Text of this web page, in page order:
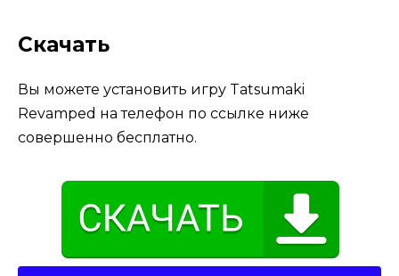
Скачать
Вы можете установить игру Tatsumaki
Revamped на телефон по ссылке ниже
совершенно бесплатно.